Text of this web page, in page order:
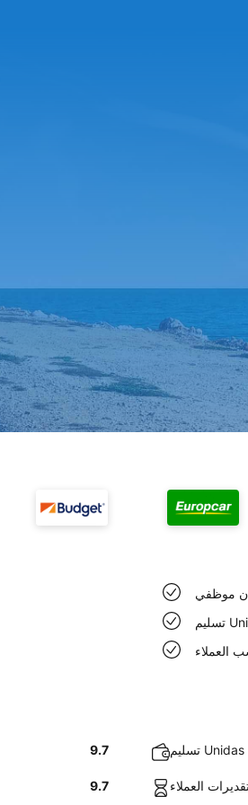
9.7
9.7